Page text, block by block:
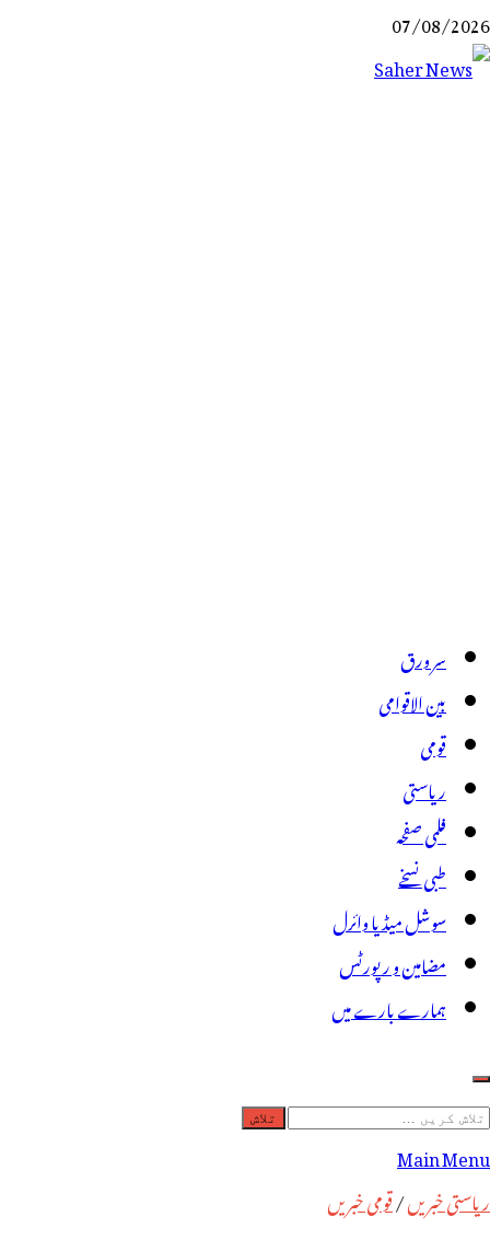
Skip
to
07/08/2026
سر ورق
بین الاقوامی
قومی
ریاستی
فلمی صفحہ
طبی نسخے
سوشل میڈیا وائرل
مضامین و رپورٹس
ہمارے بارے میں
تلاش
کریں
برائے:
Main Menu
ریاستی خبریں/قومی خبریں